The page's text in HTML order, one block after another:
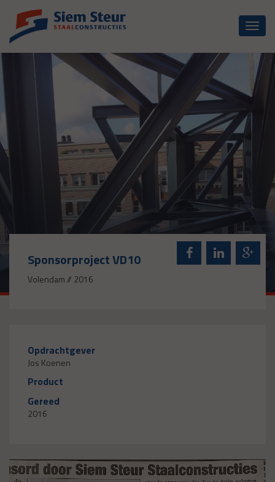
Toggle
Sponsorproject VD10
Volendam // 2016
Opdrachtgever
Jos Koenen
Product
Gereed
2016